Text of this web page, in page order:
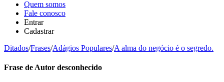
Quem somos
Fale conosco
Entrar
Cadastrar
Ditados/Frases/Adágios Populares/A alma do negócio é o segredo.
Frase de Autor desconhecido